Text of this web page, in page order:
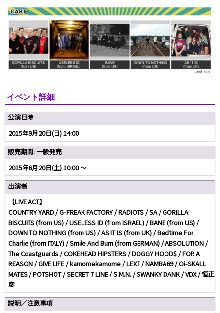
イベント詳細
公演日時
2015年9月20日(日) 14:00
販売期間: 一般発売
2015年6月20日(土) 10:00 〜
出演者
【LIVE ACT】
COUNTRY YARD / G-FREAK FACTORY / RADIOTS / SA / GORILLA
BISCUITS (from US) / USELESS ID (from ISRAEL) / BANE (from US) /
DOWN TO NOTHING (from US) / AS IT IS (from UK) / Bedtime For
Charlie (from ITALY) / Smile And Burn (from GERMAN) / ABSOLUTION /
The Coastguards / COKEHEAD HIPSTERS / DOGGY HOOD$ / FOR A
REASON / GIVE LIFE / kamomekamome / LEXT / NAMBA69 / Oi-SKALL
MATES / POTSHOT / SECRET 7 LINE / S.M.N. / SWANKY DANK / VDX / 恒正
彦
説明／注意事項